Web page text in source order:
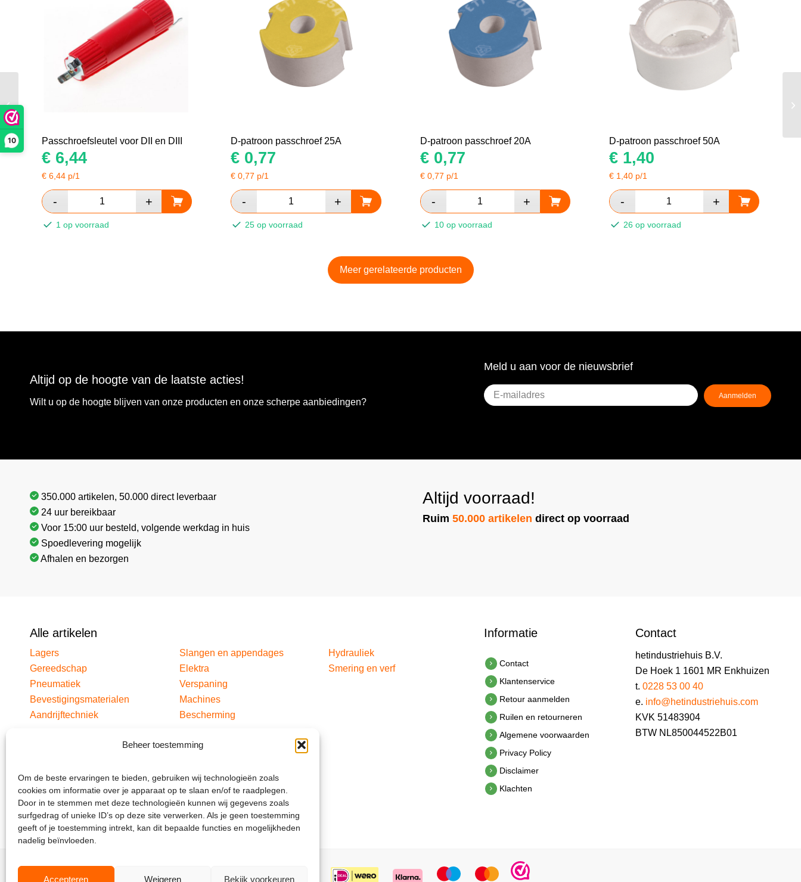
10
Beheer toestemming
Om de beste ervaringen te bieden, gebruiken wij technologieën zoals
cookies om informatie over je apparaat op te slaan en/of te raadplegen.
Door in te stemmen met deze technologieën kunnen wij gegevens zoals
surfgedrag of unieke ID’s op deze site verwerken. Als je geen toestemming
geeft of je toestemming intrekt, kan dit bepaalde functies en mogelijkheden
nadelig beïnvloeden.
Accepteren Weigeren Bekijk voorkeuren
Passchroefsleutel voor DII en DIII
€ 6,44
€ 6,44 p/1
1 op voorraad
D-patroon passchroef 25A
€ 0,77
€0,77 p/1
25 op voorraad
D-patroon passchroef 20A
€0,77
€ 0,77 p/1
10 op voorraad
D-patroon passchroef 50A
€1,40
€ 1,40p/1
26 op voorraad
Meer gerelateerde producten
Altijd op de hoogte van de laatste acties!
Wilt u op de hoogte blijven van onze producten en onze scherpe aanbiedingen?
Meld u aan voor de nieuwsbrief
E-
mailadres(Vereist)
Aanmelden
350.000 artikelen, 50.000 direct leverbaar
24 uur bereikbaar
Voor 15:00 uur besteld, volgende werkdag in huis
Spoedlevering mogelijk
Afhalen en bezorgen
Altijd voorraad!
Ruim50.000 artikelen direct op voorraad
Alle artikelen
Lagers
Gereedschap
Pneumatiek
Bevestigingsmaterialen
Aandrijftechniek
Slangen en appendages
Elektra
Verspaning
Machines
Bescherming
Hydrauliek
Smering en verf
Informatie
Contact
Klantenservice
Retour aanmelden
Ruilen en retourneren
Algemene voorwaarden
Privacy Policy
Disclaimer
Klachten
Contact
hetindustriehuis B.V.
De Hoek 1 1601 MR Enkhuizen
t. 0228 53 00 40
e. info@hetindustriehuis.com
KVK 51483904
BTW NL850044522B01
DIII t/m 63A